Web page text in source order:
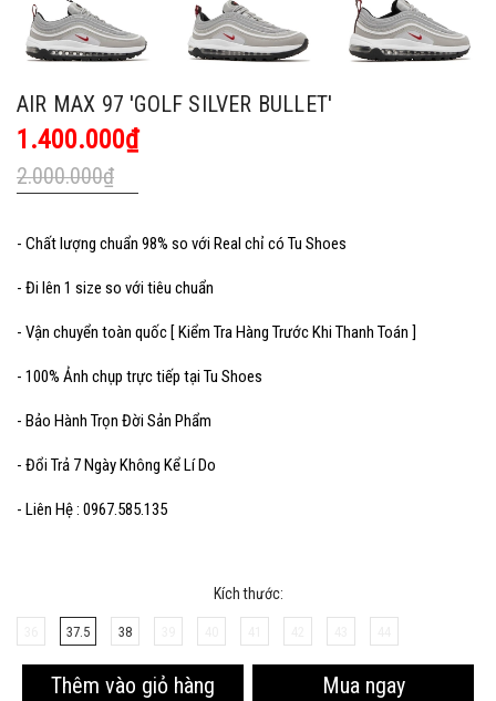
AIR MAX 97 'GOLF SILVER BULLET'
1.400.000₫
2.000.000₫
- Chất lượng chuẩn 98% so với Real chỉ có Tu Shoes
- Đi lên 1 size so với tiêu chuẩn
- Vận chuyển toàn quốc [ Kiểm Tra Hàng Trước Khi Thanh Toán ]
- 100% Ảnh chụp trực tiếp tại Tu Shoes
- Bảo Hành Trọn Đời Sản Phẩm
- Đổi Trả 7 Ngày Không Kể Lí Do
- Liên Hệ : 0967.585.135
Kích thước:
37.5 38
Thêm vào giỏ hàng Mua ngay